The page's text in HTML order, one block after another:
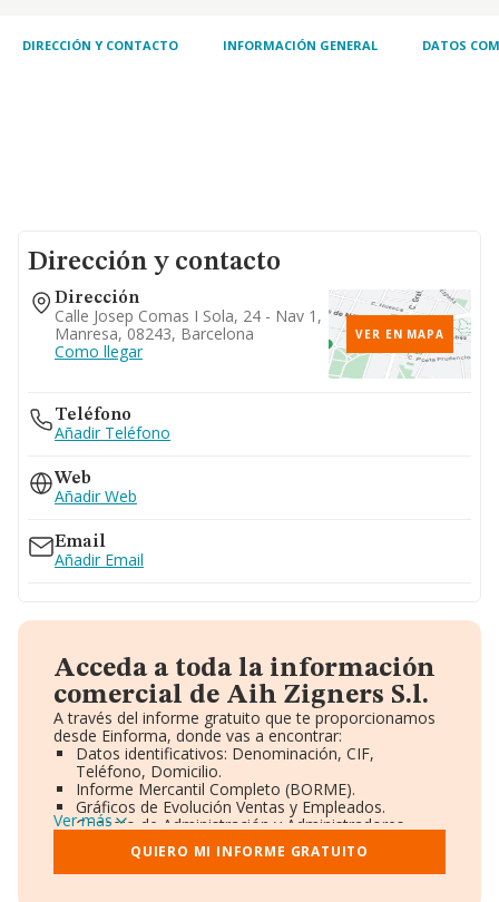
DIRECCIÓN Y CONTACTO INFORMACIÓN GENERAL DATOS
Dirección y contacto
Dirección
Calle Josep Comas I Sola, 24 - Nav 1,
Manresa, 08243, Barcelona
Como llegar
VER EN MAPA
Teléfono
Añadir Teléfono
Web
Añadir Web
Email
Añadir Email
Acceda a toda la información
comercial de Aih Zigners S.l.
A través del informe gratuito que te proporcionamos
desde Einforma, donde vas a encontrar:
Datos identificativos: Denominación, CIF,
Teléfono, Domicilio.
Informe Mercantil Completo (BORME).
Gráficos de Evolución Ventas y Empleados.
Consejo de Administración y Administradores.
Directivos y Ejecutivos.
Accionistas.
Participaciones y Vinculaciones en otras empresas.
Ver más
QUIERO MI INFORME GRATUITO